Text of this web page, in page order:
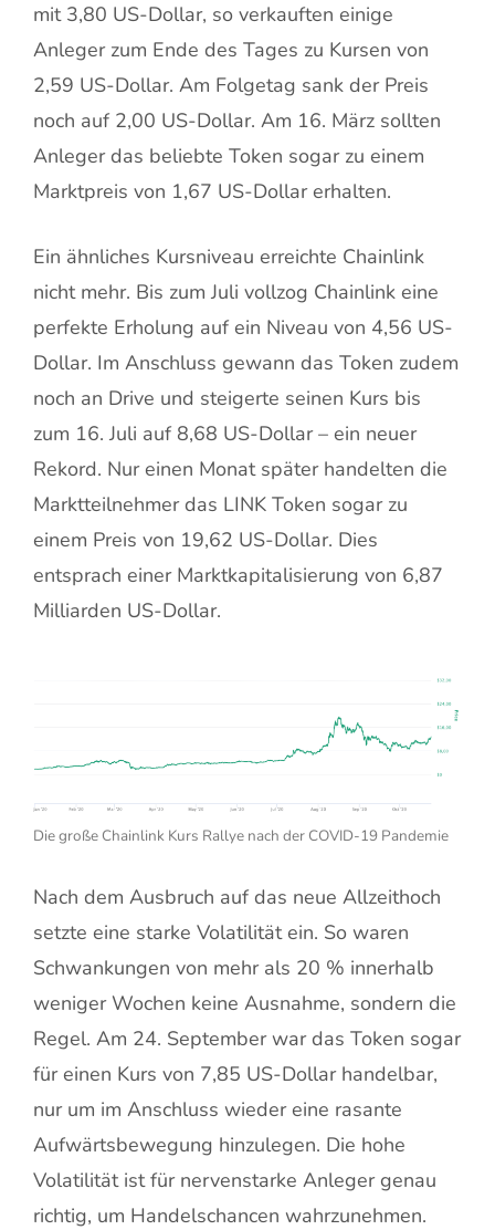
mit 3,80 US-Dollar, so verkauften einige
Anleger zum Ende des Tages zu Kursen von
2,59 US-Dollar. Am Folgetag sank der Preis
noch auf 2,00 US-Dollar. Am 16. März sollten
Anleger das beliebte Token sogar zu einem
Marktpreis von 1,67 US-Dollar erhalten.
Ein ähnliches Kursniveau erreichte Chainlink
nicht mehr. Bis zum Juli vollzog Chainlink eine
perfekte Erholung auf ein Niveau von 4,56 US-
Dollar. Im Anschluss gewann das Token zudem
noch an Drive und steigerte seinen Kurs bis
zum 16. Juli auf 8,68 US-Dollar – ein neuer
Rekord. Nur einen Monat später handelten die
Marktteilnehmer das LINK Token sogar zu
einem Preis von 19,62 US-Dollar. Dies
entsprach einer Marktkapitalisierung von 6,87
Milliarden US-Dollar.
Die große Chainlink Kurs Rallye nach der COVID-19 Pandemie
Nach dem Ausbruch auf das neue Allzeithoch
setzte eine starke Volatilität ein. So waren
Schwankungen von mehr als 20 % innerhalb
weniger Wochen keine Ausnahme, sondern die
Regel. Am 24. September war das Token sogar
für einen Kurs von 7,85 US-Dollar handelbar,
nur um im Anschluss wieder eine rasante
Aufwärtsbewegung hinzulegen. Die hohe
Volatilität ist für nervenstarke Anleger genau
richtig, um Handelschancen wahrzunehmen.